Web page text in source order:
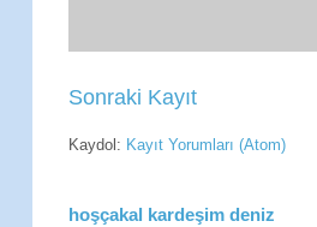
Sonraki Kayıt
Kaydol: Kayıt Yorumları (Atom)
hoşçakal kardeşim deniz